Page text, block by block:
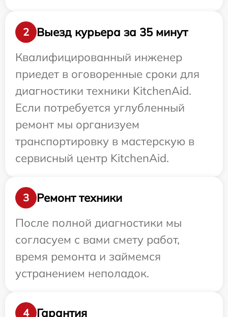
2
Выезд курьера за 35 минут
Квалифицированный инженер
приедет в оговоренные сроки для
диагностики техники KitchenAid.
Если потребуется углубленный
ремонт мы организуем
транспортировку в мастерскую в
сервисный центр KitchenAid.
3
Ремонт техники
После полной диагностики мы
согласуем с вами смету работ,
время ремонта и займемся
устранением неполадок.
4 Гарантия